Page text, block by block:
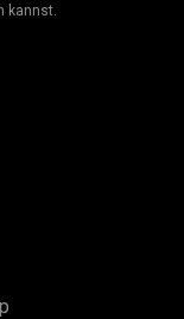
kannst.